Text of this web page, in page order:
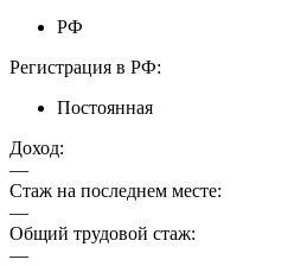
РФ
Регистрация в РФ:
Постоянная
Доход:
—
Стаж на последнем месте:
—
Общий трудовой стаж:
—